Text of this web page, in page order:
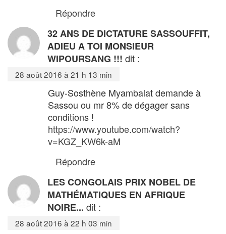
Répondre
32 ANS DE DICTATURE SASSOUFFIT,
ADIEU A TOI MONSIEUR
WIPOURSANG !!! dit :
28 août 2016 à 21 h 13 min
Guy-Sosthène Myambalat demande à
Sassou ou mr 8% de dégager sans
conditions !
https://www.youtube.com/watch?
v=KGZ_KW6k-aM
Répondre
LES CONGOLAIS PRIX NOBEL DE
MATHÉMATIQUES EN AFRIQUE
NOIRE... dit :
28 août 2016 à 22 h 03 min